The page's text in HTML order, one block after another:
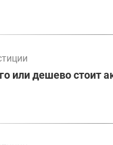
или дешево стоит